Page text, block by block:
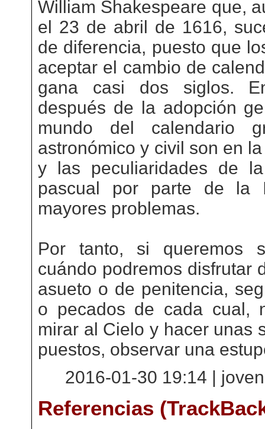
William Shakespeare que,
el 23 de abril de 1616,
de diferencia, puesto que
aceptar el cambio de
gana casi dos siglos.
después de la adopción
mundo del calendario
astronómico y civil son en
y las peculiaridades de
pascual por parte de la
mayores problemas.
Por tanto, si queremos
cuándo podremos disfrutar
asueto o de penitencia,
o pecados de cada cual,
mirar al Cielo y hacer unas
puestos, observar una
2016-01-30 19:14 |
Referencias